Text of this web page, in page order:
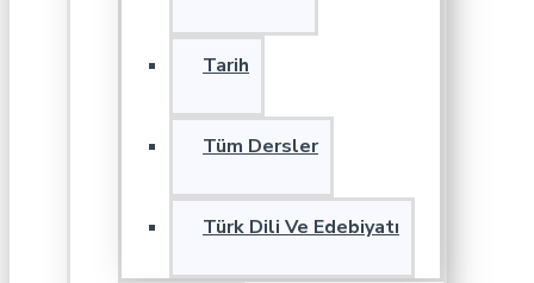
Tarih
Tüm Dersler
Türk Dili Ve Edebiyatı